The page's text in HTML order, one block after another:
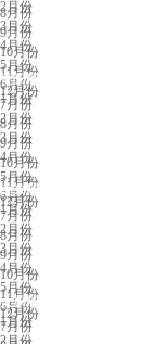
8月份
9月份
10月份
11月份
12月份
2月份
3月份
4月份
5月份
6月份
7月份
8月份
9月份
10月份
11月份
12月份
贵阳展会排期
1月份
2月份
3月份
4月份
5月份
6月份
7月份
8月份
9月份
10月份
11月份
12月份
南京展会排期
1月份
2月份
3月份
4月份
5月份
6月份
7月份
太原展会排期
1月份
2月份